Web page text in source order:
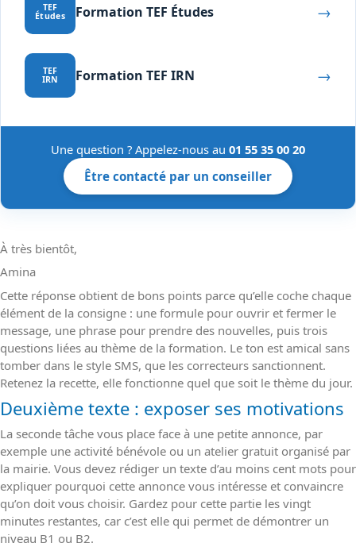
TEF
Études Formation TEF Études →
TEF
IRN Formation TEF IRN →
Une question ? Appelez-nous au 01 55 35 00 20
Être contacté par un conseiller
À très bientôt,
Amina
Cette réponse obtient de bons points parce qu’elle coche chaque
élément de la consigne : une formule pour ouvrir et fermer le
message, une phrase pour prendre des nouvelles, puis trois
questions liées au thème de la formation. Le ton est amical sans
tomber dans le style SMS, que les correcteurs sanctionnent.
Retenez la recette, elle fonctionne quel que soit le thème du jour.
Deuxième texte : exposer ses motivations
La seconde tâche vous place face à une petite annonce, par
exemple une activité bénévole ou un atelier gratuit organisé par
la mairie. Vous devez rédiger un texte d’au moins cent mots pour
expliquer pourquoi cette annonce vous intéresse et convaincre
qu’on doit vous choisir. Gardez pour cette partie les vingt
minutes restantes, car c’est elle qui permet de démontrer un
niveau B1 ou B2.